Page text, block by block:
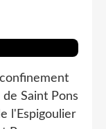
Saint Pons
l'Espigoulier